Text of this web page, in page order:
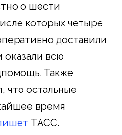
о шести
которых четыре
доставили
оказали всю
Также
что остальные
время
ТАСС.